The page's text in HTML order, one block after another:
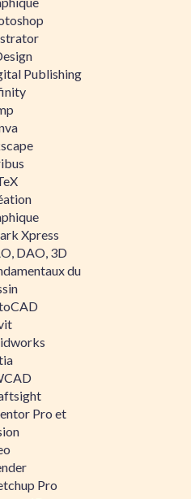
Publishing
Xpress
DAO, 3D
du
Pro et
Pro